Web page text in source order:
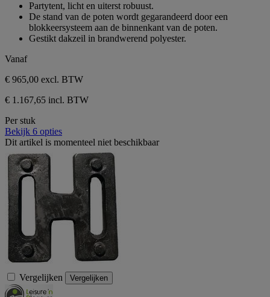
beoordeling
sterren.
beoordeling
Partytent, licht en uiterst robuust.
De stand van de poten wordt gegarandeerd door een
blokkeersysteem aan de binnenkant van de poten.
Gestikt dakzeil in brandwerend polyester.
Vanaf
€ 965,00 excl. BTW
€ 1.167,65 incl. BTW
Per stuk
Bekijk 6 opties
Dit artikel is momenteel niet beschikbaar
Vergelijken Vergelijken